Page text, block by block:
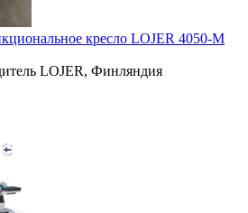
кресло LOJER 4050-M
LOJER, Финляндия